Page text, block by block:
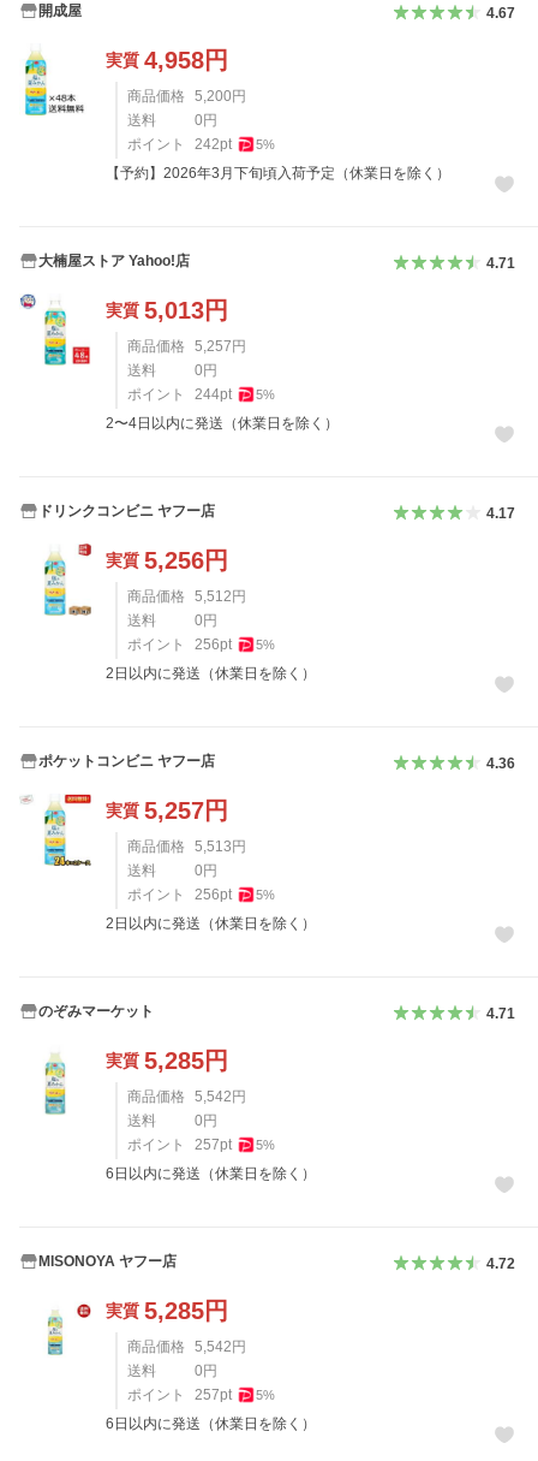
開成屋 4.67
実質 4,958円
商品価格 5,200円
送料
0円
ポイント
242pt 5%
【予約】2026年3月下旬頃入荷予定（休業日を除く）
大楠屋ストア Yahoo!店 4.71
実質 5,013円
商品価格 5,257円
送料
0円
ポイント
244pt 5%
2〜4日以内に発送（休業日を除く）
ドリンクコンビニ ヤフー店 4.17
実質 5,256円
商品価格 5,512円
送料
0円
ポイント
256pt 5%
2日以内に発送（休業日を除く）
ポケットコンビニ ヤフー店 4.36
実質 5,257円
商品価格 5,513円
送料
0円
ポイント
256pt 5%
2日以内に発送（休業日を除く）
のぞみマーケット 4.71
実質 5,285円
商品価格 5,542円
送料
0円
ポイント
257pt 5%
6日以内に発送（休業日を除く）
MISONOYA ヤフー店 4.72
実質 5,285円
商品価格 5,542円
送料
0円
ポイント
257pt 5%
6日以内に発送（休業日を除く）